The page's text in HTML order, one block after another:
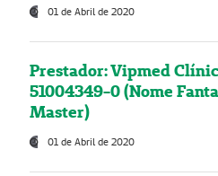
01 de Abril de 2020
Prestador: Vipmed
51004349-0 (Nome
Master)
01 de Abril de 2020